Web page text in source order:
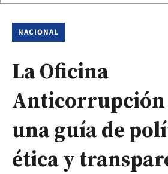
NACIONAL
La Oficina
Anticorrupción
una guía de
ética y